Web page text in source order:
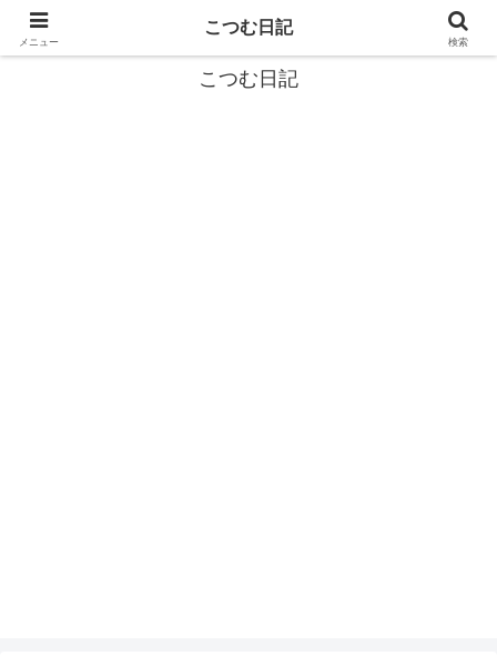
カタツムリから学ぶスローライフ🎓『こつむ日記』🐌
こつむ日記
メニュー
こつむ日記
検索